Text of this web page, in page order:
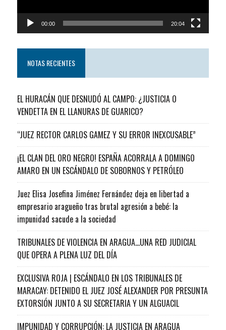
00:00 20:04
NOTAS RECIENTES
EL HURACÁN QUE DESNUDÓ AL CAMPO: ¿JUSTICIA O
VENDETTA EN EL LLANURAS DE GUARICO?
“JUEZ RECTOR CARLOS GAMEZ Y SU ERROR INEXCUSABLE”
¡EL CLAN DEL ORO NEGRO! ESPAÑA ACORRALA A DOMINGO
AMARO EN UN ESCÁNDALO DE SOBORNOS Y PETRÓLEO
Juez Elisa Josefina Jiménez Fernández deja en libertad a
empresario aragueño tras brutal agresión a bebé: la
impunidad sacude a la sociedad
TRIBUNALES DE VIOLENCIA EN ARAGUA…UNA RED JUDICIAL
QUE OPERA A PLENA LUZ DEL DÍA
EXCLUSIVA ROJA | ESCÁNDALO EN LOS TRIBUNALES DE
MARACAY: DETENIDO EL JUEZ JOSÉ ALEXANDER POR PRESUNTA
EXTORSIÓN JUNTO A SU SECRETARIA Y UN ALGUACIL
IMPUNIDAD Y CORRUPCIÓN: LA JUSTICIA EN ARAGUA